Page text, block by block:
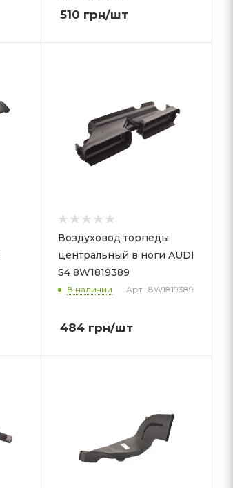
510 грн/шт
Воздуховод торпеды
центральный в ноги AUDI
S4 8W1819389
В наличии Арт.: 8W1819389
484грн/шт